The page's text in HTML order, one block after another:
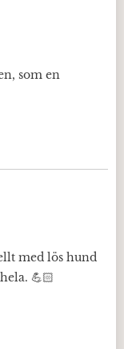
som en
med lös hund
💪🏻